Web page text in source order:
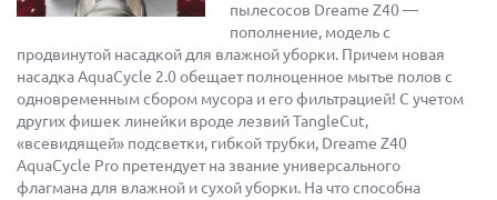
пылесосов Dreame Z40 —
пополнение, модель с
продвинутой насадкой для влажной уборки. Причем новая
насадка AquaCycle 2.0 обещает полноценное мытье полов с
одновременным сбором мусора и его фильтрацией! С учетом
других фишек линейки вроде лезвий TangleCut,
«всевидящей» подсветки, гибкой трубки, Dreame Z40
AquaCycle Pro претендует на звание универсального
флагмана для влажной и сухой уборки. На что способна